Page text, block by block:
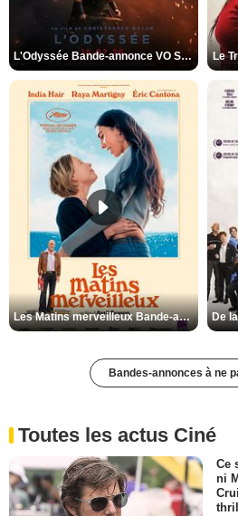
L'Odyssée Bande-annonce VO STFR Le
Les Matins merveilleux Bande-annonce VF
Bandes-annonces à ne
Toutes les actus Ciné
Ce
ni